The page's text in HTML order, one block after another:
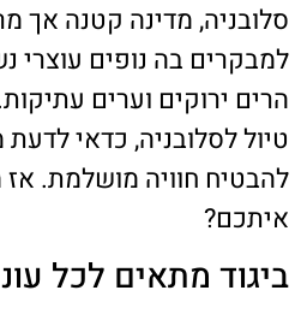
סלובניה, מדינה קטנה אך
למבקרים בה נופים עוצרי
הרים ירוקים וערים
טיול לסלובניה, כדאי
להבטיח חוויה מושלמת.
איתכם?
ביגוד מתאים לכל